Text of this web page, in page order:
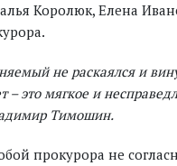
Королюк, Елена
не раскаялся и
это мягкое и
Тимошин.
прокурора не